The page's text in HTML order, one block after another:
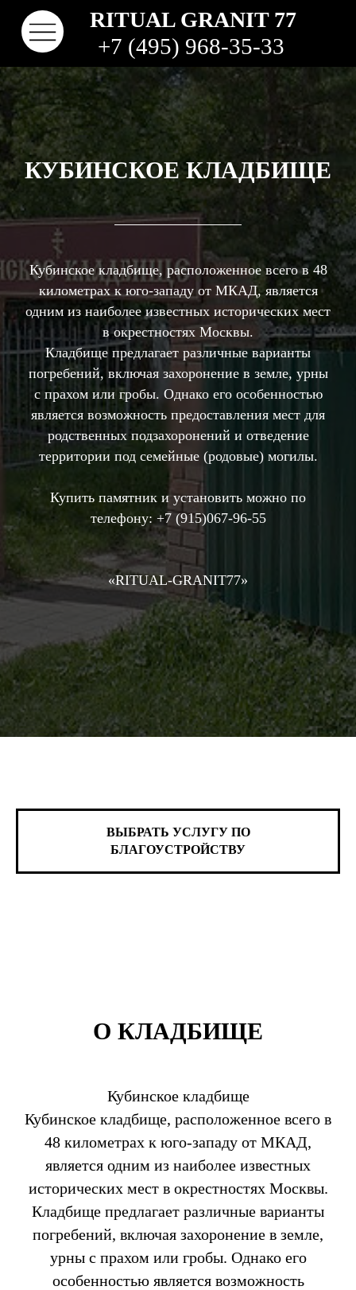
RITUAL GRANIT 77
РАБОТЫ
КЛАДБИЩА
КОНТАКТЫ
ВИДЫ ГРАНИТА
+7 (495) 968-35-33
КУБИНСКОЕ КЛАДБИЩЕ
Кубинское кладбище, расположенное всего в 48
километрах к юго-западу от МКАД, является
одним из наиболее известных исторических мест
в окрестностях Москвы.
Кладбище предлагает различные варианты
погребений, включая захоронение в земле, урны
с прахом или гробы. Однако его особенностью
является возможность предоставления мест для
родственных подзахоронений и отведение
территории под семейные (родовые) могилы.
Купить памятник и установить можно по
телефону: +7 (915)067-96-55
«RIТUAL-GRANIT77»
ВЫБРАТЬ УСЛУГУ ПО
БЛАГОУСТРОЙСТВУ
О КЛАДБИЩЕ
Кубинское кладбище
Кубинское кладбище, расположенное всего в
48 километрах к юго-западу от МКАД,
является одним из наиболее известных
исторических мест в окрестностях Москвы.
Кладбище предлагает различные варианты
погребений, включая захоронение в земле,
урны с прахом или гробы. Однако его
особенностью является возможность